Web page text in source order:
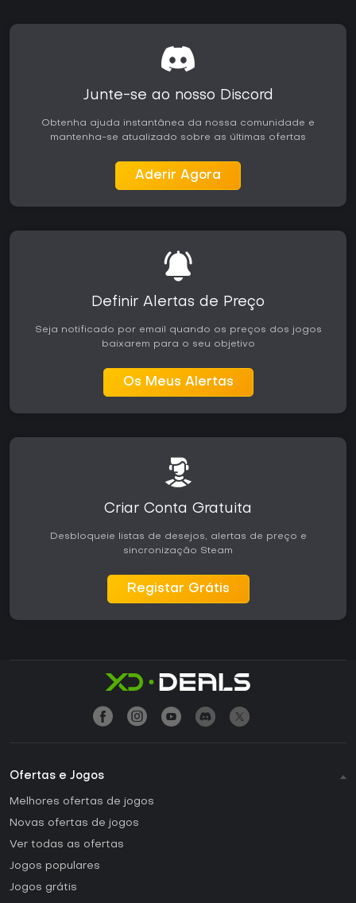
Junte-se ao nosso Discord
Obtenha ajuda instantânea da nossa comunidade e
mantenha-se atualizado sobre as últimas ofertas
Aderir Agora
Definir Alertas de Preço
Seja notificado por email quando os preços dos jogos
baixarem para o seu objetivo
Os Meus Alertas
Criar Conta Gratuita
Desbloqueie listas de desejos, alertas de preço e
sincronização Steam
Registar Grátis
Ofertas e Jogos
Melhores ofertas de jogos
Novas ofertas de jogos
Ver todas as ofertas
Jogos populares
Jogos grátis